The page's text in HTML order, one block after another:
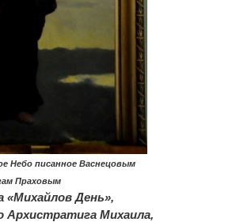
Небо писанное Васнецовым
Праховым
«Михайлов День»,
Архистратига Михаила,